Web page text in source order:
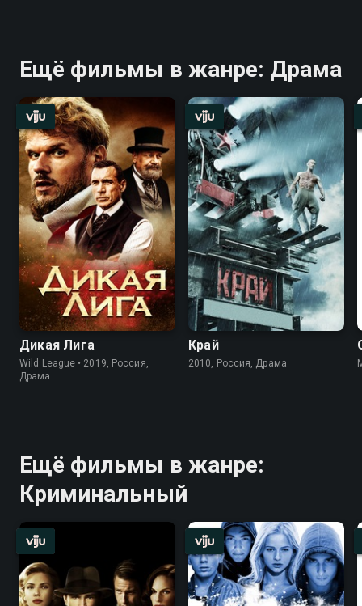
Ещё фильмы в жанре: Драма
Дикая Лига
Wild League • 2019, Россия,
Драма
Край
2010, Россия, Драма
Ещё фильмы в жанре:
Криминальный